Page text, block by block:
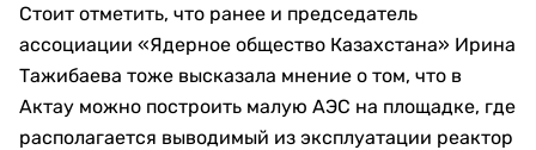
Стоит отметить, что ранее и председатель
ассоциации «Ядерное общество Казахстана» Ирина
Тажибаева тоже высказала мнение о том, что в
Актау можно построить малую АЭС на площадке, где
располагается выводимый из эксплуатации реактор